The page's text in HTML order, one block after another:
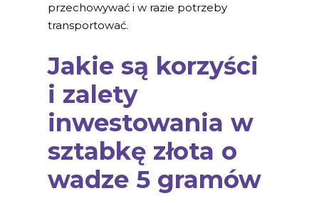
przechowywać i w razie potrzeby
transportować.
Jakie są korzyści
i zalety
inwestowania w
sztabkę złota o
wadze 5 gramów